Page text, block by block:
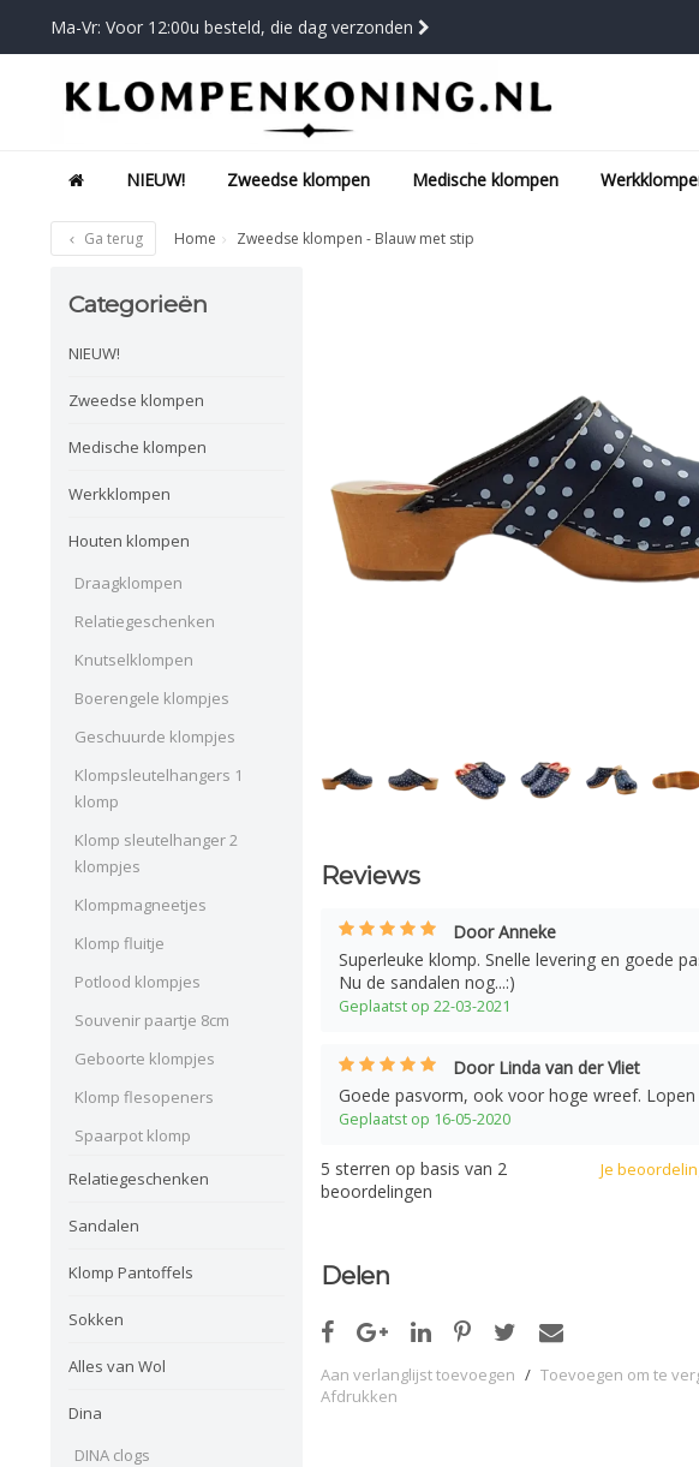
Ma-Vr: Voor 12:00u besteld, die dag verzonden
NIEUW! Zweedse klompen Medische klompen
Ga terug Home Zweedse klompen - Blauw met stip
Categorieën
NIEUW!
Zweedse klompen
Medische klompen
Werkklompen
Houten klompen
Draagklompen
Relatiegeschenken
Knutselklompen
Boerengele klompjes
Geschuurde klompjes
Klompsleutelhangers 1
klomp
Klomp sleutelhanger 2
klompjes
Klompmagneetjes
Klomp fluitje
Potlood klompjes
Souvenir paartje 8cm
Geboorte klompjes
Klomp flesopeners
Spaarpot klomp
Relatiegeschenken
Sandalen
Klomp Pantoffels
Sokken
Alles van Wol
Dina
DINA clogs
Reviews
Door Anneke
Superleuke klomp. Snelle levering en goede
Nu de sandalen nog...:)
Geplaatst op 22-03-2021
Door Linda van der Vliet
Goede pasvorm, ook voor hoge wreef. Lopen
Geplaatst op 16-05-2020
Je
5 sterren op basis van 2
beoordelingen
Delen
Aan verlanglijst toevoegen / Toevoegen om te
Afdrukken